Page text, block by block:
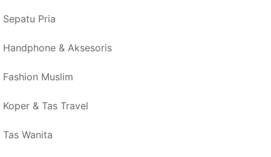
Sepatu Pria
Handphone & Aksesoris
Fashion Muslim
Koper & Tas Travel
Tas Wanita